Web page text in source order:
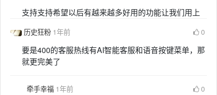
支持支持希望以后有越来越多好用的功能让我们用上
历史狂粉 1年前 0
要是400的客服热线有AI智能客服和语音按键菜单，那
就更完美了
牵手幸福 1年前 0